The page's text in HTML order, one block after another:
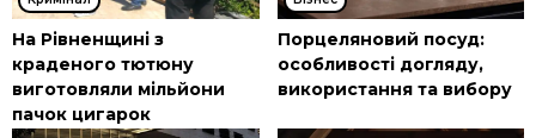
На Рівненщині з
краденого тютюну
виготовляли мільйони
пачок цигарок
Порцеляновий посуд:
особливості догляду,
використання та вибору